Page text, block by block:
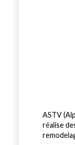
ASTV
réalise